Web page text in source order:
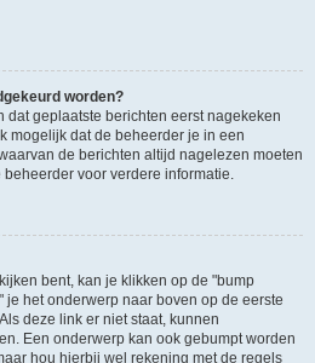
worden?
dat geplaatste berichten eerst nagekeken
mogelijk dat de beheerder je in een
de berichten altijd nagelezen moeten
voor verdere informatie.
bent, kan je klikken op de "bump
het onderwerp naar boven op de eerste
deze link er niet staat, kunnen
Een onderwerp kan ook gebumpt worden
hou hierbij wel rekening met de regels